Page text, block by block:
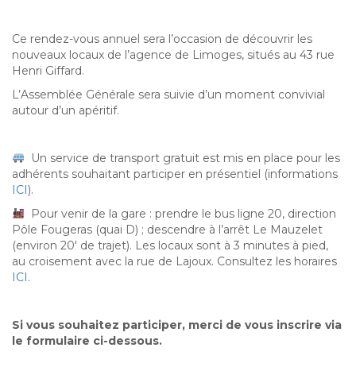
Ce rendez-vous annuel sera l’occasion de découvrir les
nouveaux locaux de l’agence de Limoges, situés au 43 rue
Henri Giffard.
L’Assemblée Générale sera suivie d’un moment convivial
autour d’un apéritif.
Un service de transport gratuit est mis en place pour les
adhérents souhaitant participer en présentiel (informations
ICI).
Pour venir de la gare : prendre le bus ligne 20, direction
Pôle Fougeras (quai D) ; descendre à l’arrêt Le Mauzelet
(environ 20′ de trajet). Les locaux sont à 3 minutes à pied,
au croisement avec la rue de Lajoux. Consultez les horaires
ICI.
Si vous souhaitez participer, merci de vous inscrire via
le formulaire ci-dessous.